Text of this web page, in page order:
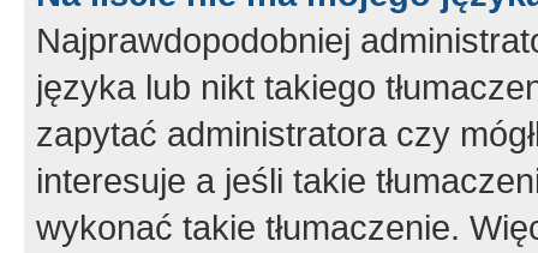
Najprawdopodobniej
języka lub nikt takiego
zapytać administratora czy
interesuje a jeśli takie
wykonać takie tłumaczenie.